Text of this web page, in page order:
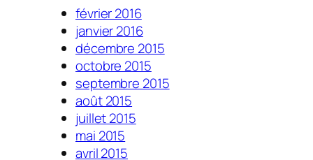
février 2016
janvier 2016
décembre 2015
octobre 2015
septembre 2015
août 2015
juillet 2015
mai 2015
avril 2015